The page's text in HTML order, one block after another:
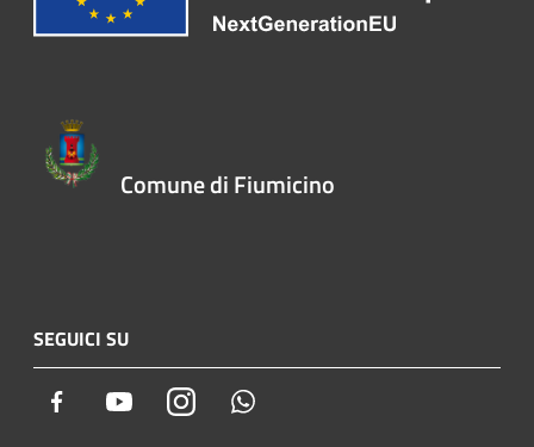
Comune di Fiumicino
SEGUICI SU
Facebook YoutubeInstagram